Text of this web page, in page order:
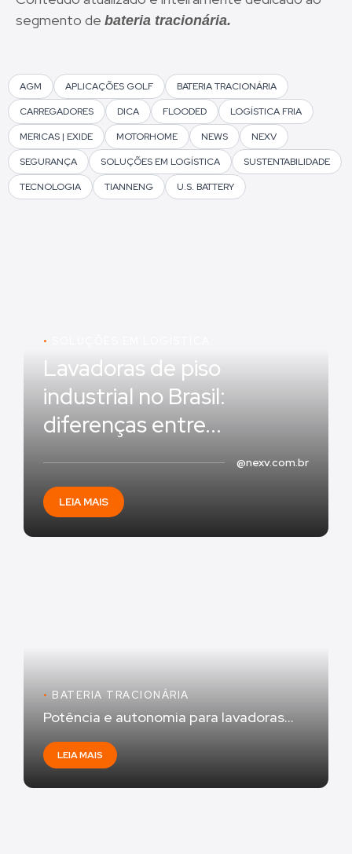
segmento debateria tracionária.
AGM APLICAÇÕES GOLF
BATERIA TRACIONÁRIA
CARREGADORES
DICA FLOODED
LOGÍSTICA FRIA
MERICAS | EXIDE
MOTORHOME NEWS
NEXV
SEGURANÇA
SOLUÇÕES EM LOGÍSTICA
SUSTENTABILIDADE
TECNOLOGIA
TIANNENG U.S. BATTERY
•
Lavadoras de piso
industrial no Brasil:
diferenças entre...
@nexv.com.br
LEIA MAIS
• BATERIA TRACIONÁRIA
Potência e autonomia para lavadoras...
LEIA MAIS